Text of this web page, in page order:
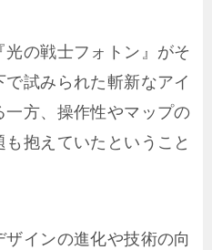
の戦士フォトン』がそ
試みられた斬新なアイ
方、操作性やマップの
抱えていたということ
インの進化や技術の向